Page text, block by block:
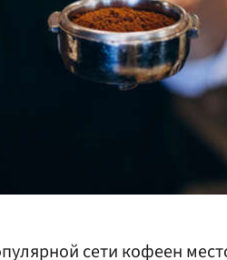
сети кофеен